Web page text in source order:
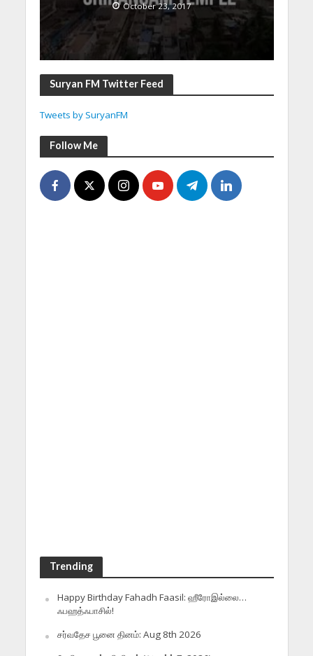
October 23, 2017
Suryan FM Twitter Feed
Tweets by SuryanFM
Follow Me
Trending
Happy Birthday Fahadh Faasil: ஹீரோஇல்லை…
ஃபஹத்ஃபாசில்!
சர்வதேச பூனை தினம்: Aug 8th 2026